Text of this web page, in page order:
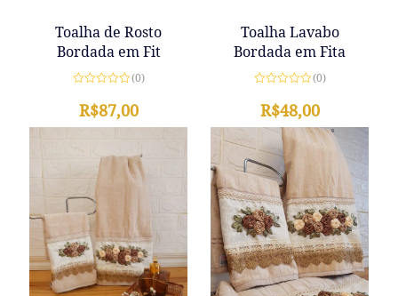
Toalha de Rosto
Bordada em Fit
de
5
(0)
R$87,00
Toalha Lavabo
Bordada em Fita
de
5
(0)
R$48,00